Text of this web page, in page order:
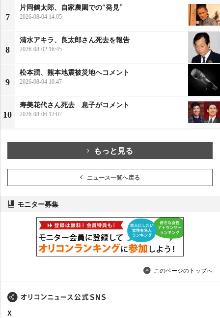
7
片岡鶴太郎、自家農園での“発見”
2026-08-04 14:05
8
清水アキラ、良太郎さん死去を報告
2026-08-02 16:45
9
松本潤、熊本地震被災地へコメント
2026-08-04 10:47
10
寿美花代さん死去 息子がコメント
2026-08-06 12:07
もっと見る
ニュース一覧へ戻る
モニター募集
このページのトップへ
X